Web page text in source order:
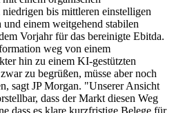
bis mittleren einstelligen
einem weitgehend stabilen
Vorjahr für das bereinigte Ebitda.
weg von einem
hin zu einem KI-gestützten
zu begrüßen, müsse aber noch
sagt JP Morgan. "Unserer Ansicht
dass der Markt diesen Weg
dass es klare kurzfristige Belege für